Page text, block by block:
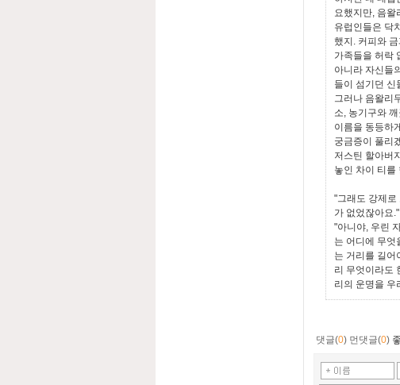
요했지만, 음왈
유럽인들은 닥
했지. 커피와
가족들을 허락
아니라 자신들
들이 섬기던 신
그러나 음왈리
소, 농기구와
이름을 동등하
궁금증이 풀리
저스틴 할아버
놓인 차이 티를
"그래도 강제로
가 없었잖아요."
"아니야, 우린
는 어디에 무엇
는 거리를 길어
리 무엇이라도
리의 운명을 우
댓글(0) 먼댓글(0)